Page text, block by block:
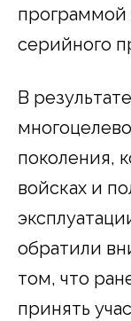
программой
серийного
В
поколения,
войсках и
обратили
том, что
принять